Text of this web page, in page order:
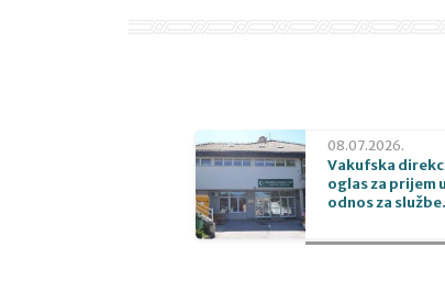
08.07.2026.
Vakufska
oglas za prijem
odnos za